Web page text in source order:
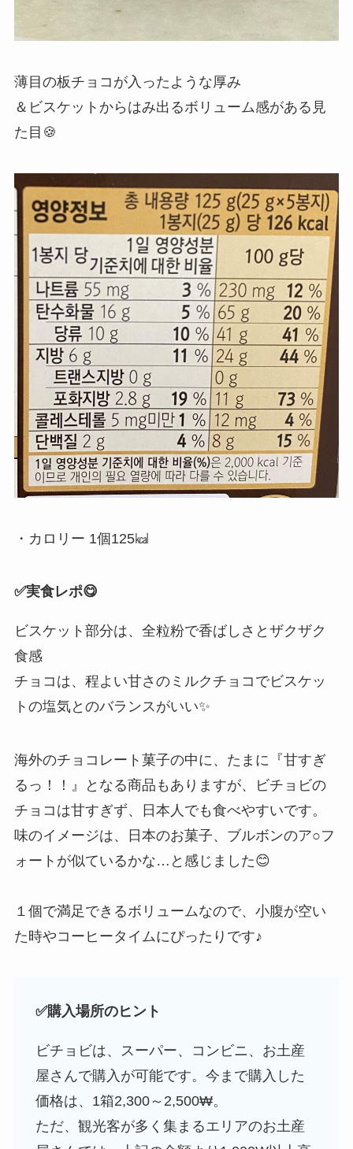
薄目の板チョコが入ったような厚み
＆ビスケットからはみ出るボリューム感がある見
た目🍪
・カロリー 1個125㎉
✅️実食レポ😋
ビスケット部分は、全粒粉で香ばしさとザクザク
食感
チョコは、程よい甘さのミルクチョコでビスケッ
トの塩気とのバランスがいい✨
海外のチョコレート菓子の中に、たまに『甘すぎ
るっ！！』となる商品もありますが、ビチョビの
チョコは甘すぎず、日本人でも食べやすいです。
味のイメージは、日本のお菓子、ブルボンのア○フ
ォートが似ているかな…と感じました😊
１個で満足できるボリュームなので、小腹が空い
た時やコーヒータイムにぴったりです♪
✅購入場所のヒント
ビチョビは、スーパー、コンビニ、お土産
屋さんで購入が可能です。今まで購入した
価格は、1箱2,300～2,500₩。
ただ、観光客が多く集まるエリアのお土産